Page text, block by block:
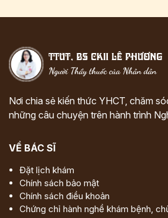
Nơi chia sẻ kiến thức YHCT, chăm
những câu chuyện trên hành trình
VỀ BÁC SĨ
Đặt lịch khám
Chính sách bảo mật
Chính sách điều khoản
Chứng chỉ hành nghề khám bệnh,